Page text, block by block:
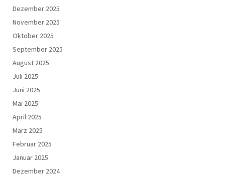
Dezember 2025
November 2025
Oktober 2025
September 2025
August 2025
Juli 2025
Juni 2025
Mai 2025
April 2025
März 2025
Februar 2025
Januar 2025
Dezember 2024